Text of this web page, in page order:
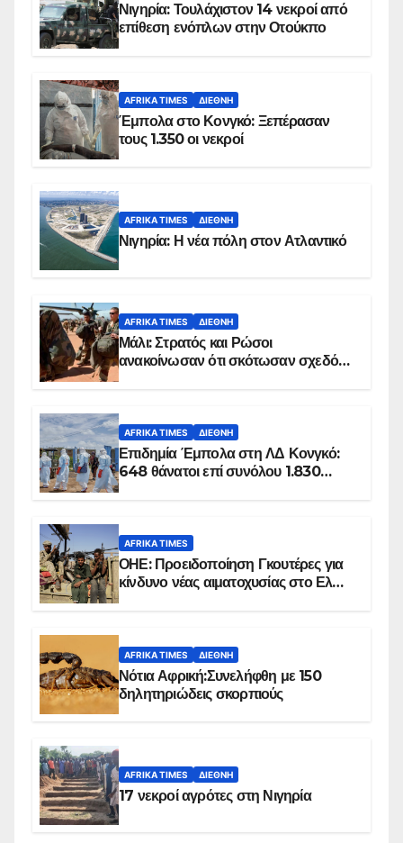
Νιγηρία: Τουλάχιστον 14 νεκροί από
επίθεση ενόπλων στην Οτούκπο
AFRIKA TIMES ΔΙΕΘΝΉ
Έμπολα στο Κονγκό: Ξεπέρασαν
τους 1.350 οι νεκροί
AFRIKA TIMES ΔΙΕΘΝΉ
Νιγηρία: Η νέα πόλη στον Ατλαντικό
AFRIKA TIMES ΔΙΕΘΝΉ
Μάλι: Στρατός και Ρώσοι
ανακοίνωσαν ότι σκότωσαν σχεδόν
AFRIKA TIMES ΔΙΕΘΝΉ
Επιδημία Έμπολα στη ΛΔ Κονγκό:
648 θάνατοι επί συνόλου 1.830
AFRIKA TIMES
ΟΗΕ: Προειδοποίηση Γκουτέρες για
κίνδυνο νέας αιματοχυσίας στο Ελ
AFRIKA TIMES ΔΙΕΘΝΉ
Νότια Αφρική:Συνελήφθη με 150
δηλητηριώδεις σκορπιούς
AFRIKA TIMES ΔΙΕΘΝΉ
17 νεκροί αγρότες στη Νιγηρία